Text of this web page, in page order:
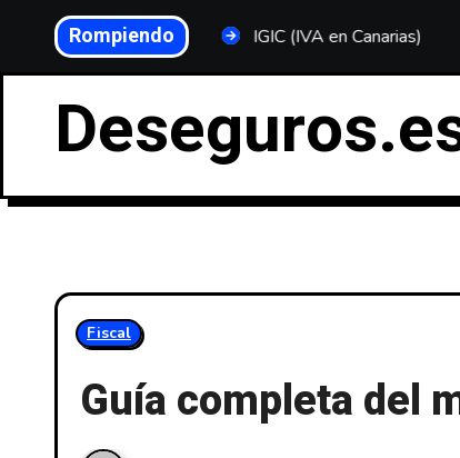
contenido
Rompiendo
2025 IGIC (IVA en Canarias)
Fiscal
Guía completa del